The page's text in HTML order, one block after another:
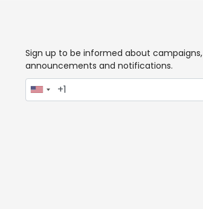
Sign up to be informed about campaigns,
announcements and notifications.